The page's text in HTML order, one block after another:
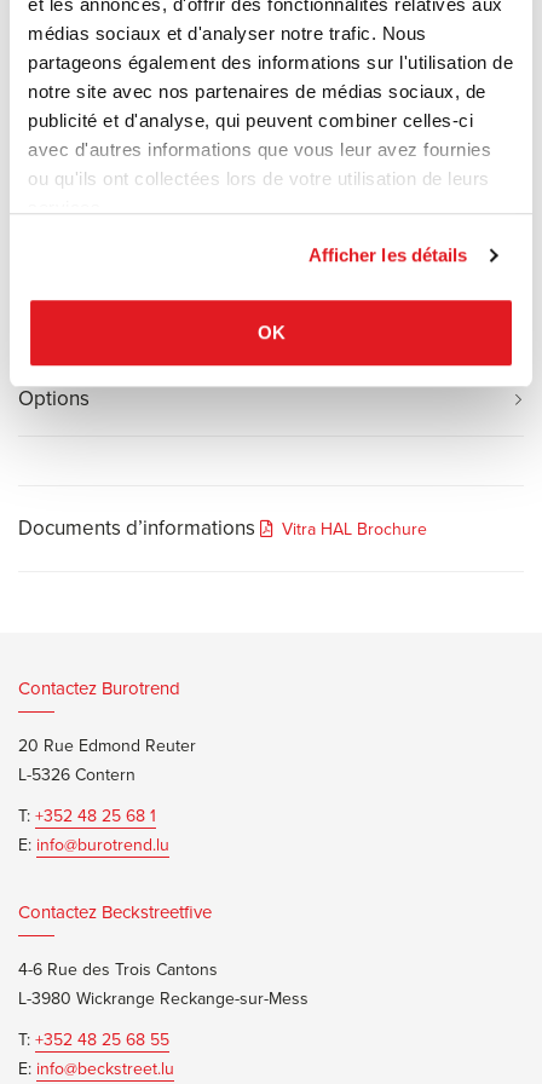
et les annonces, d'offrir des fonctionnalités relatives aux
médias sociaux et d'analyser notre trafic. Nous
partageons également des informations sur l'utilisation de
notre site avec nos partenaires de médias sociaux, de
publicité et d'analyse, qui peuvent combiner celles-ci
avec d'autres informations que vous leur avez fournies
ou qu'ils ont collectées lors de votre utilisation de leurs
Afficher les détails
OK
créations qui ne sont pas extraordinaires, mais plutôt « super
normal » et - tout commeHAL- font preuve de déférence aux
impératifs de la vie quotidienne. En tant que réinterprétation du
siège à coque multifonctionnel, HAL regroupe une famille de
sièges polyvalente à l'apparence épurée et contemporaine. La
forme de la coque HAL offre une grande liberté de mouvement et
le matériau en plastique qui la compose, légèrement souple,
permet des positions d‘assise variées, même latérales ou à
Options
Documents d’informations Vitra HAL Brochure
Contactez Burotrend
20 Rue Edmond Reuter
L-5326 Contern
T: +352 48 25 68 1
E: info@burotrend.lu
Contactez Beckstreetfive
4-6 Rue des Trois Cantons
L-3980 Wickrange Reckange-sur-Mess
T: +352 48 25 68 55
E: info@beckstreet.lu